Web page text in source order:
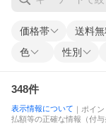
価格帯 送料
色 性別
348件
表示情報について ｜ポイ
払額等の正確な情報（付